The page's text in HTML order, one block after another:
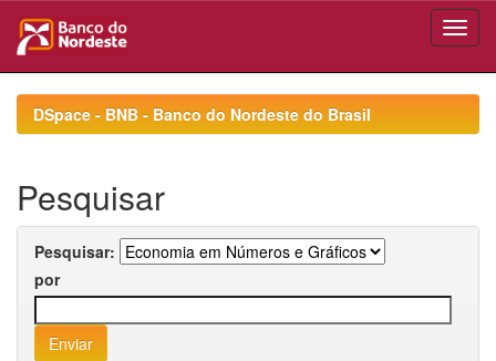
navigationDSpace - BNB - Banco do Nordeste do Brasil
Pesquisar
Pesquisar:
por